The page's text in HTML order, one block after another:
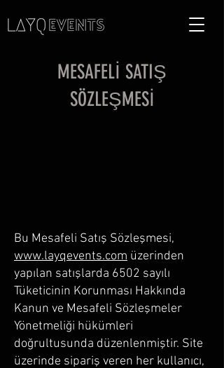
MESAFELİ SATIŞ
SÖZLEŞMESİ
Bu Mesafeli Satış Sözleşmesi,
www.layqevents.com üzerinden
yapılan satışlarda 6502 sayılı
Tüketicinin Korunması Hakkında
Kanun ve Mesafeli Sözleşmeler
Yönetmeliği hükümleri
doğrultusunda düzenlenmiştir. Site
üzerinde sipariş veren her kullanıcı,